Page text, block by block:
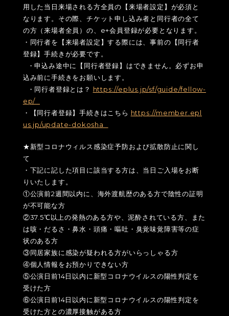
用した当日来場される方全員の【来場者設定】が必須と
なります。その際、チケット申し込み者と同行者の全て
の方（来場者全員）の、e+会員登録が必要となります。
・同行者を【来場者設定】する際には、事前の【同行者
登録】手続きが必要です。
・申込み途中に【同行者登録】はできません。必ずお申
込み前に手続きをお願いします。
・同行者登録とは？ https://eplus.jp/sf/guide/fellow-
ep/
・【同行者登録】手続きはこちら https://member.epl
us.jp/update-dokosha
★新型コロナウィルス感染症予防および拡散防止に関し
て
・下記に記した項目に該当する方は、当日ご入場をお断
りいたします。
①公演前2週間以内に、海外渡航歴のある方で陰性の証明
が不可能な方
②37.5℃以上の発熱のある方や、泥酔されている方、また
は咳・だるさ・鼻水・頭痛・嘔吐・臭覚味覚障害等の症
状のある方
③同居家族に感染が疑われる方がいらっしゃる方
④個人情報をお預かりできない方
⑤公演日前14日以内に新型コロナウイルスの陽性判定を
受けた方
⑥公演日前14日以内に新型コロナウイルスの陽性判定を
受けた方との濃厚接触がある方